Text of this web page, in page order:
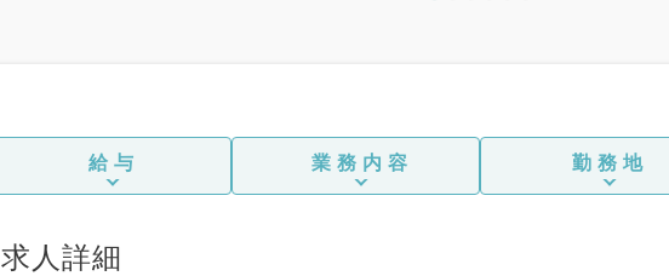
給与 業務内容 勤務地
求人詳細